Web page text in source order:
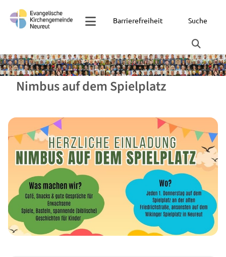
Barrierefreiheit Suche
Nimbus auf dem Spielplatz